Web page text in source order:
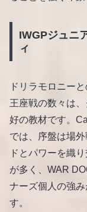
IWGPジュニ
ィ
ドリラモロニー
王座戦の数々は
好の教材です。
では、序盤は場
ドとパワーを織
が多く、WAR
ナーズ個人の強
す。